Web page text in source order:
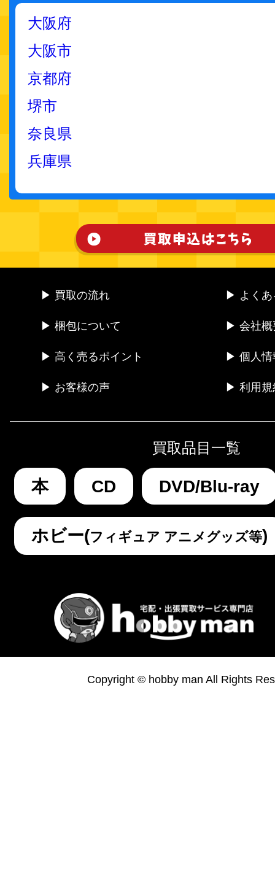
大阪府
大阪市
京都府
堺市
奈良県
兵庫県
▶ 買取の流れ
▶ 梱包について
▶ 高く売るポイント
▶ お客様の声
▶ よくあ
▶ 会社概
▶ 個人情
▶ 利用規
買取品目一覧
本 CD DVD/Blu-ray
ホビー(フィギュア アニメグッズ等)
Copyright © hobby man All Rights